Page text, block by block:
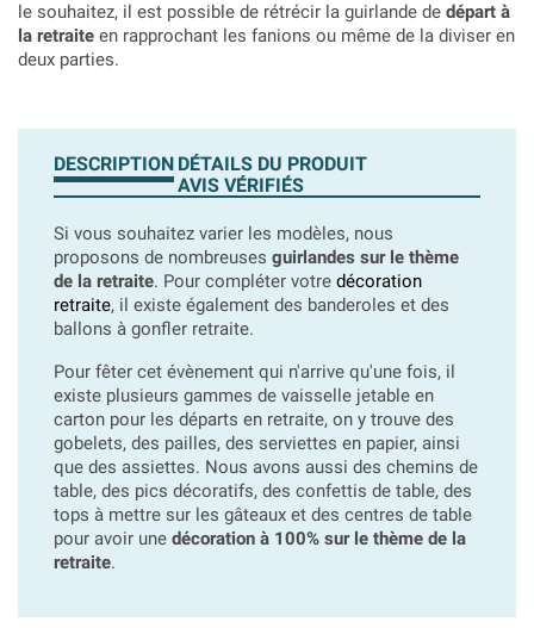
le souhaitez, il est possible de rétrécir la guirlande de départ à
la retraite en rapprochant les fanions ou même de la diviser en
deux parties.
DESCRIPTION DÉTAILS DU PRODUIT
AVIS VÉRIFIÉS
Si vous souhaitez varier les modèles, nous
proposons de nombreuses guirlandes sur le thème
de la retraite. Pour compléter votre décoration
retraite, il existe également des banderoles et des
ballons à gonfler retraite.
Pour fêter cet évènement qui n'arrive qu'une fois, il
existe plusieurs gammes de vaisselle jetable en
carton pour les départs en retraite, on y trouve des
gobelets, des pailles, des serviettes en papier, ainsi
que des assiettes. Nous avons aussi des chemins de
table, des pics décoratifs, des confettis de table, des
tops à mettre sur les gâteaux et des centres de table
pour avoir une décoration à 100% sur le thème de la
retraite.